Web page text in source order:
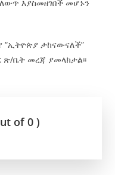
እያስመዘገበች መሆኑን
“ኢትዮጵያ ታከናውናለች”
ጽ/ቤት መረጃ ያመላክታል፡፡
of 0 )